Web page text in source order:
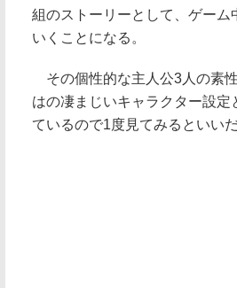
組のストーリーとして、ゲー
いくことになる。
その個性的な主人公3人の素
はの凄まじいキャラクター設
ているので1度見てみるといい